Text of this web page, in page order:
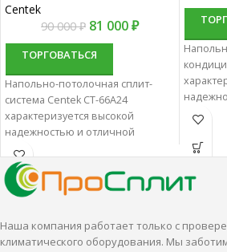
Centek
90 000₽ 81 000₽
ТОРГОВАТЬСЯ
Напольно-потолочная сплит-
система Centek CT-66А24
характеризуется высокой
надежностью и отличной
производительностью.
Напольно-потолочные сплит-
системы наиболее удачный
вариант для создания
Наша компания работает только с
климатического оборудования. Мы